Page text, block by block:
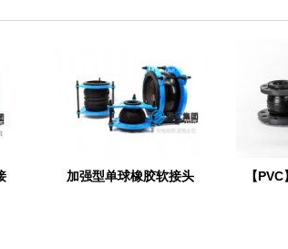
加强型单球橡胶软接头